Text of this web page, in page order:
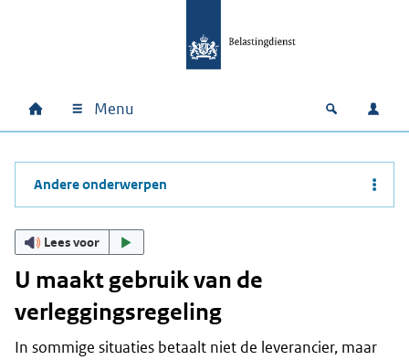
Hoofdnavigatie
Home Menu Open
Andere onderwerpen
Lees voor
U maakt gebruik van de
verleggingsregeling
In sommige situaties betaalt niet de leverancier, maar